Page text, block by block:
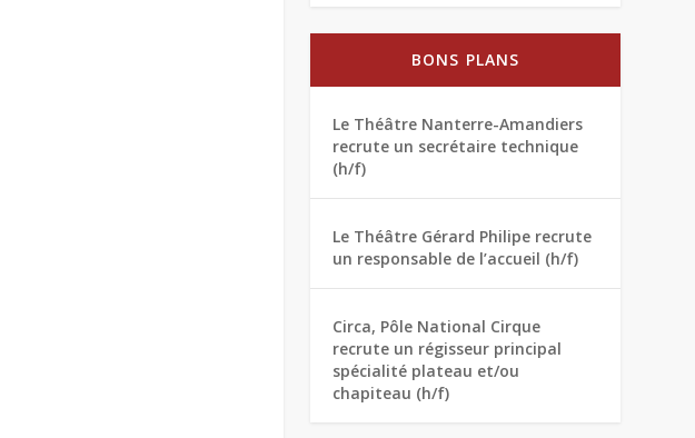
BONS PLANS
Le Théâtre Nanterre-Amandiers
recrute un secrétaire technique
(h/f)
Le Théâtre Gérard Philipe recrute
un responsable de l’accueil (h/f)
Circa, Pôle National Cirque
recrute un régisseur principal
spécialité plateau et/ou
chapiteau (h/f)